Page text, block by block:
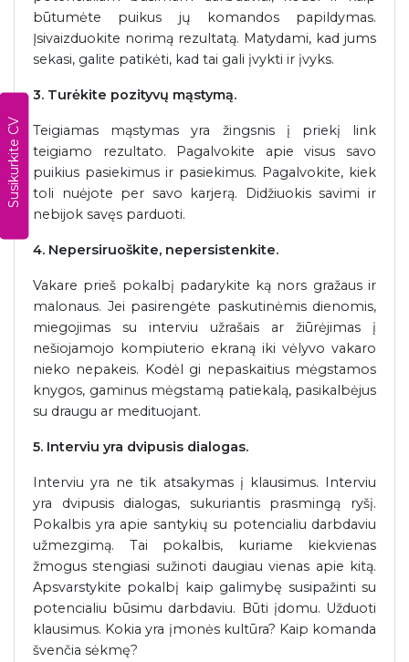
Susikurkite CV
būtumėte puikus jų komandos papildymas.
Įsivaizduokite norimą rezultatą. Matydami, kad jums
sekasi, galite patikėti, kad tai gali įvykti ir įvyks.
3. Turėkite pozityvų mąstymą.
Teigiamas mąstymas yra žingsnis į priekį link
teigiamo rezultato. Pagalvokite apie visus savo
puikius pasiekimus ir pasiekimus. Pagalvokite, kiek
toli nuėjote per savo karjerą. Didžiuokis savimi ir
nebijok savęs parduoti.
4. Nepersiruoškite, nepersistenkite.
Vakare prieš pokalbį padarykite ką nors gražaus ir
malonaus. Jei pasirengėte paskutinėmis dienomis,
miegojimas su interviu užrašais ar žiūrėjimas į
nešiojamojo kompiuterio ekraną iki vėlyvo vakaro
nieko nepakeis. Kodėl gi nepaskaitius mėgstamos
knygos, gaminus mėgstamą patiekalą, pasikalbėjus
su draugu ar medituojant.
5. Interviu yra dvipusis dialogas.
Interviu yra ne tik atsakymas į klausimus. Interviu
yra dvipusis dialogas, sukuriantis prasmingą ryšį.
Pokalbis yra apie santykių su potencialiu darbdaviu
užmezgimą. Tai pokalbis, kuriame kiekvienas
žmogus stengiasi sužinoti daugiau vienas apie kitą.
Apsvarstykite pokalbį kaip galimybę susipažinti su
potencialiu būsimu darbdaviu. Būti įdomu. Užduoti
klausimus. Kokia yra įmonės kultūra? Kaip komanda
švenčia sėkmę?